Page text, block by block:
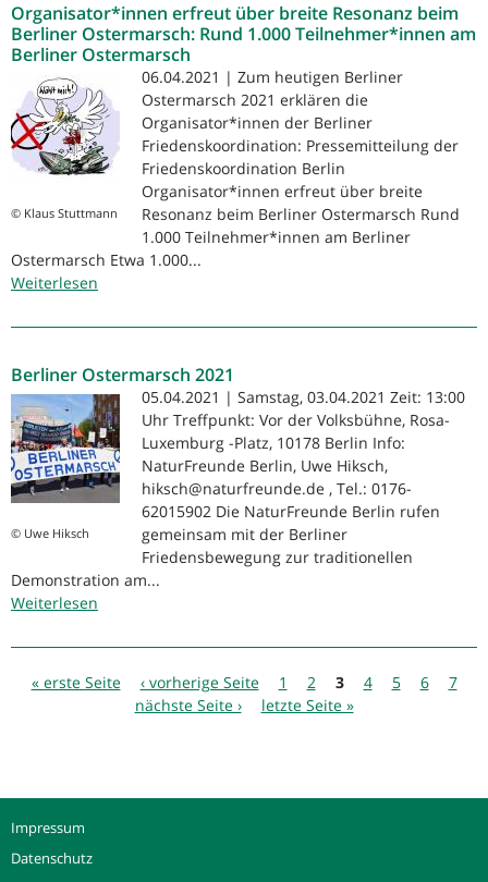
Wir
wählen
Frieden!
Organisator*innen erfreut über breite Resonanz beim
Berliner Ostermarsch: Rund 1.000 Teilnehmer*innen am
Berliner Ostermarsch
© Klaus Stuttmann
06.04.2021 | Zum heutigen Berliner
Ostermarsch 2021 erklären die
Organisator*innen der Berliner
Friedenskoordination: Pressemitteilung der
Friedenskoordination Berlin
Organisator*innen erfreut über breite
Resonanz beim Berliner Ostermarsch Rund
1.000 Teilnehmer*innen am Berliner
Ostermarsch Etwa 1.000...
Weiterlesen
erfreut
breite
Resonanz
beim
Berliner
Ostermarsch:
Rund
Teilnehmer*innen
Berliner
Berliner Ostermarsch 2021
© Uwe Hiksch
05.04.2021 | Samstag, 03.04.2021 Zeit: 13:00
Uhr Treffpunkt: Vor der Volksbühne, Rosa-
Luxemburg -Platz, 10178 Berlin Info:
NaturFreunde Berlin, Uwe Hiksch,
hiksch@naturfreunde.de , Tel.: 0176-
62015902 Die NaturFreunde Berlin rufen
gemeinsam mit der Berliner
Friedensbewegung zur traditionellen
Demonstration am...
Weiterlesen
Ostermarsch
2021
Seiten
« erste Seite ‹ vorherige Seite 1 2 3 4 5 6
7
nächste Seite ›
letzte Seite »
Impressum
Datenschutz